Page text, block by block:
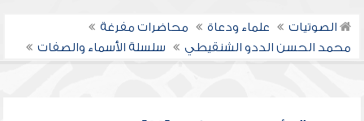
الصوتيات علماء ودعاة
محاضرات مفرغة
محمد الحسن الددو الشنقيطي
سلسلة الأسماء والصفات